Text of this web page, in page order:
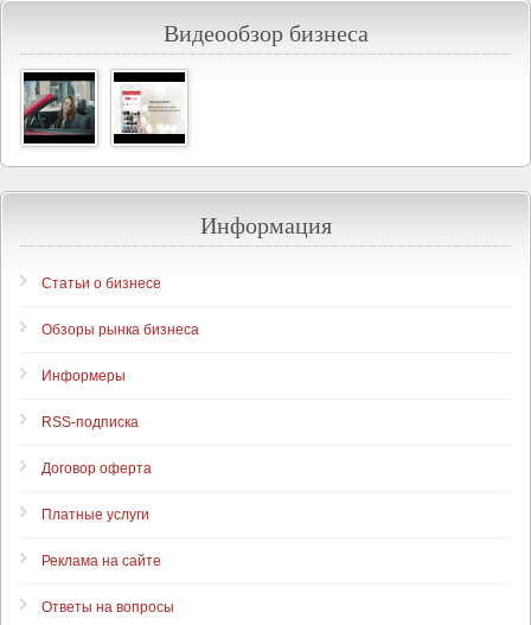
Видеообзор бизнеса
Информация
Статьи о бизнесе
Обзоры рынка бизнеса
Информеры
RSS-подписка
Договор оферта
Платные услуги
Реклама на сайте
Ответы на вопросы